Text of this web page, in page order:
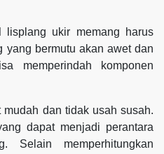
lisplang ukir memang harus
yang bermutu akan awet dan
memperindah komponen
dan tidak usah susah.
dapat menjadi perantara
Selain memperhitungkan